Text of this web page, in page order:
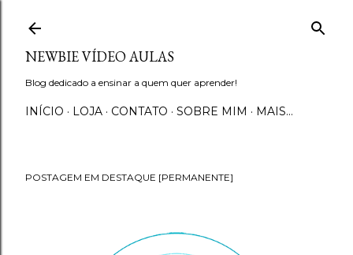
NEWBIE VÍDEO AULAS
Blog dedicado a ensinar a quem quer aprender!
INÍCIO LOJA CONTATO SOBRE MIM MAIS…
POSTAGEM EM DESTAQUE [PERMANENTE]